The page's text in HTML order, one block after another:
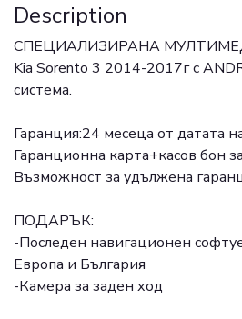
Description
СПЕЦИАЛИЗИРАНА
Kia Sorento 3 2014-2017г с
система.
Гаранция:24 месеца от датата
Гаранционна карта+касов бон
Възможност за удължена
ПОДАРЪК:
-Последен навигационен
Европа и България
-Камера за заден ход